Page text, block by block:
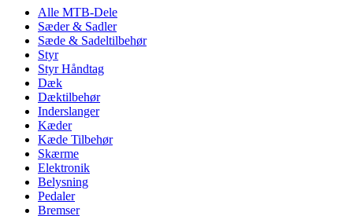
Alle MTB-Dele
Sæder & Sadler
Sæde & Sadeltilbehør
Styr
Styr Håndtag
Dæk
Dæktilbehør
Inderslanger
Kæder
Kæde Tilbehør
Skærme
Elektronik
Belysning
Pedaler
Bremser